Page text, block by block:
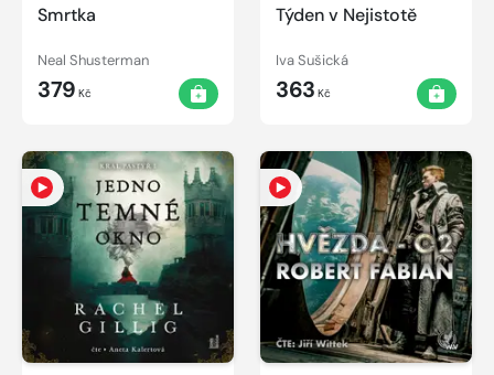
Smrtka
Neal Shusterman
379 Kč
Týden v Nejistotě
Iva Sušická
363 Kč